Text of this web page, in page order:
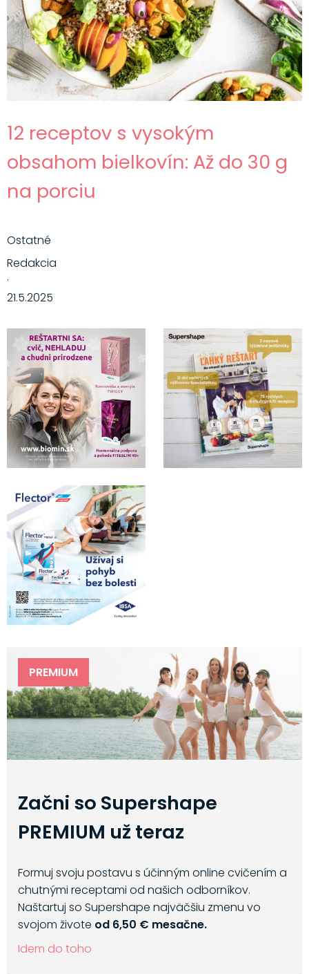
12 receptov s vysokým
obsahom bielkovín: Až do 30 g
na porciu
Ostatné
Redakcia
·
21.5.2025
PREMIUM
Začni so Supershape
PREMIUM už teraz
Formuj svoju postavu s účinným online cvičením a
chutnými receptami od našich odborníkov.
Naštartuj so Supershape najväčšiu zmenu vo
svojom živote od 6,50 € mesačne.
Idem do toho